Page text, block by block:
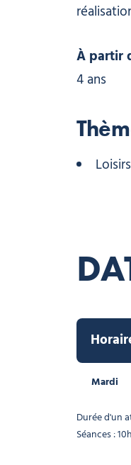
À partir
4 ans
Mardi
Durée d'un
Séances :